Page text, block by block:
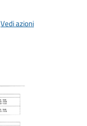
Vedi azioni